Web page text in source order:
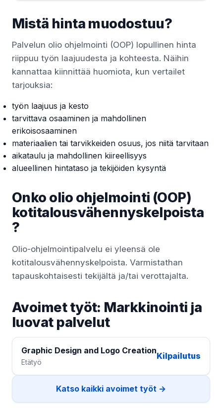
Mistä hinta muodostuu?
Palvelun olio ohjelmointi (OOP) lopullinen hinta
riippuu työn laajuudesta ja kohteesta. Näihin
kannattaa kiinnittää huomiota, kun vertailet
tarjouksia:
työn laajuus ja kesto
tarvittava osaaminen ja mahdollinen
erikoisosaaminen
materiaalien tai tarvikkeiden osuus, jos niitä tarvitaan
aikataulu ja mahdollinen kiireellisyys
alueellinen hintataso ja tekijöiden kysyntä
Onko olio ohjelmointi (OOP)
kotitalousvähennyskelpoista
?
Olio-ohjelmointipalvelu ei yleensä ole
kotitalousvähennyskelpoista. Varmistathan
tapauskohtaisesti tekijältä ja/tai verottajalta.
Avoimet työt: Markkinointi ja
luovat palvelut
Graphic Design and Logo Creation
Etätyö
Kilpailutus
Katso kaikki avoimet työt →